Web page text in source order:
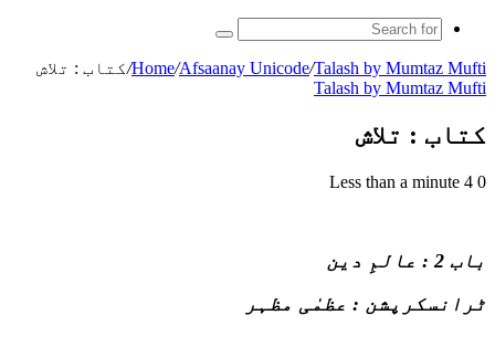
Search
Home/Afsaanay Unicode/Talash by Mumtaz Mufti
/کتاب : تلاش
Talash by Mumtaz Mufti
کتاب : تلاش
0
Less than a minute
باب 2 : عالمِ دین
ٹرانسکرپشن : عظمٰی مظہر